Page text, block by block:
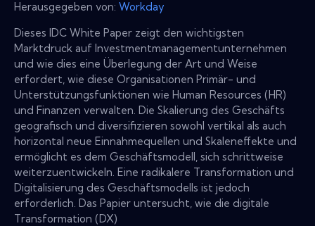
Herausgegeben von: Workday
Dieses IDC White Paper zeigt den wichtigsten
Marktdruck auf Investmentmanagementunternehmen
und wie dies eine Überlegung der Art und Weise
erfordert, wie diese Organisationen Primär- und
Unterstützungsfunktionen wie Human Resources (HR)
und Finanzen verwalten. Die Skalierung des Geschäfts
geografisch und diversifizieren sowohl vertikal als auch
horizontal neue Einnahmequellen und Skaleneffekte und
ermöglicht es dem Geschäftsmodell, sich schrittweise
weiterzuentwickeln. Eine radikalere Transformation und
Digitalisierung des Geschäftsmodells ist jedoch
erforderlich. Das Papier untersucht, wie die digitale
Transformation (DX)